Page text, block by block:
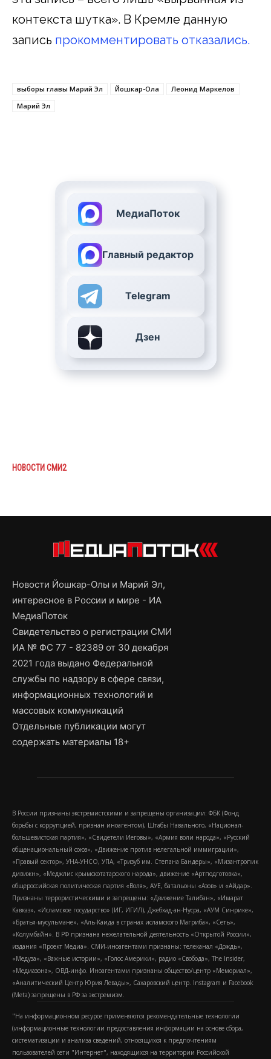
контекста шутка». В Кремле данную
запись прокомментировать отказались.
выборы главы Марий Эл Йошкар-Ола
Леонид Маркелов
Марий Эл
МедиаПоток
Главный редактор
Telegram
Дзен
НОВОСТИ СМИ2
Новости Йошкар-Олы и Марий Эл,
интересное в России и мире - ИА
МедиаПоток
Свидетельство о регистрации СМИ
ИА № ФС 77 - 82389 от 30 декабря
2021 года выдано Федеральной
службы по надзору в сфере связи,
информационных технологий и
массовых коммуникаций
Отдельные публикации могут
содержать материалы 18+
В России признаны экстремистскими и запрещены организации: ФБК (Фонд
борьбы с коррупцией, признан иноагентом), Штабы Навального, «Национал-
большевистская партия», «Свидетели Иеговы», «Армия воли народа», «Русский
общенациональный союз», «Движение против нелегальной иммиграции»,
«Правый сектор», УНА-УНСО, УПА, «Тризуб им. Степана Бандеры», «Мизантропик
дивижн», «Меджлис крымскотатарского народа», движение «Артподготовка»,
общероссийская политическая партия «Воля», АУЕ, батальоны «Азов» и «Айдар».
Признаны террористическими и запрещены: «Движение Талибан», «Имарат
Кавказ», «Исламское государство» (ИГ, ИГИЛ), Джебхад-ан-Нусра, «АУМ Синрике»,
«Братья-мусульмане», «Аль-Каида в странах исламского Магриба», «Сеть»,
«Колумбайн». В РФ признана нежелательной деятельность «Открытой России»,
издания «Проект Медиа». СМИ-иноагентами признаны: телеканал «Дождь»,
«Медуза», «Важные истории», «Голос Америки», радио «Свобода», The Insider,
«Медиазона», ОВД-инфо. Иноагентами признаны общество/центр «Мемориал»,
«Аналитический Центр Юрия Левады», Сахаровский центр. Instagram и Facebook
(Metа) запрещены в РФ за экстремизм.
"На информационном ресурсе применяются рекомендательные технологии
(информационные технологии предоставления информации на основе сбора,
систематизации и анализа сведений, относящихся к предпочтениям
пользователей сети "Интернет", находящихся на территории Российской